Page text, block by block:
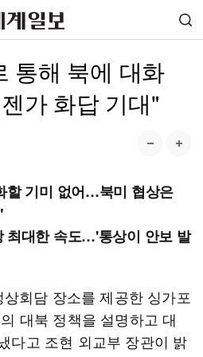
통해 북에 대화
가 화답 기대"
할 기미 없어…북미 협상은
최대한 속도…'통상이 안보 발
회담 장소를 제공한 싱가포
대북 정책을 설명하고 대
다고 조현 외교부 장관이 밝